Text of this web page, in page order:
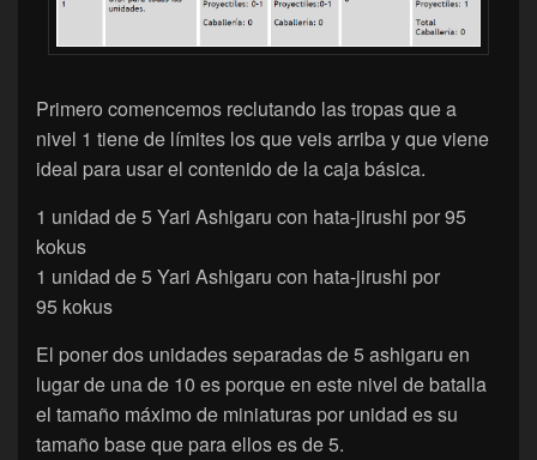
Primero comencemos reclutando las tropas que a
nivel 1 tiene de límites los que veis arriba y que viene
ideal para usar el contenido de la caja básica.
1 unidad de 5 Yari Ashigaru con hata-jirushi por 95
kokus
1 unidad de 5 Yari Ashigaru con hata-jirushi por
95 kokus
El poner dos unidades separadas de 5 ashigaru en
lugar de una de 10 es porque en este nivel de batalla
el tamaño máximo de miniaturas por unidad es su
tamaño base que para ellos es de 5.